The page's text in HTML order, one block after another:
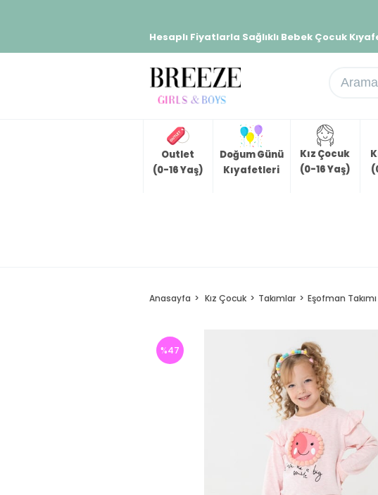
Hesaplı Fiyatlarla Sağlıklı Bebek Çocuk
Outlet
(0-16 Yaş)
Doğum Günü
Kıyafetleri
Kız Çocuk
(0-16 Yaş)
Anasayfa Kız Çocuk Takımlar Eşofman Takımı
%47